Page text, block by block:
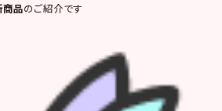
商品のご紹介です